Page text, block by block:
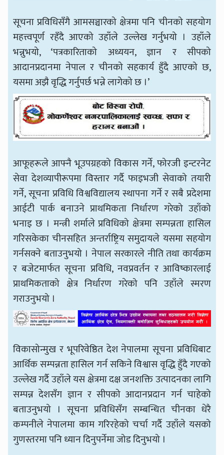
सूचना प्रविधिसँगै आमसञ्चारको क्षेत्रमा पनि चीनको सहयोग
महत्त्वपूर्ण रहँदै आएको उहाँले उल्लेख गर्नुभयो । उहाँले
भन्नुभयो, ‘पत्रकारिताको अध्ययन, ज्ञान र सीपको
आदानप्रदानमा नेपाल र चीनको सहकार्य हुँदै आएको छ,
यसमा अझै वृद्धि गर्नुपर्छ भन्ने लागेको छ ।’
आफूहरूले आफ्नै भूउपग्रहको विकास गर्ने, फोरजी इन्टरनेट
सेवा देशव्यापीरूपमा विस्तार गर्दै फाइभजी सेवाको तयारी
गर्ने, सूचना प्रविधि विश्वविद्यालय स्थापना गर्ने र सबै प्रदेशमा
आईटी पार्क बनाउने प्राथमिकता निर्धारण गरेको उहाँको
भनाइ छ । मन्त्री शर्माले प्रविधिको क्षेत्रमा सम्पन्नता हासिल
गरिसकेका चीनसहित अन्तर्राष्ट्रिय समुदायले यसमा सहयोग
गर्नसक्ने बताउनुभयो । नेपाल सरकारले नीति तथा कार्यक्रम
र बजेटमार्फत सूचना प्रविधि, नवप्रवर्तन र आविष्कारलाई
प्राथमिकताको क्षेत्र निर्धारण गरेको पनि उहाँले स्मरण
गराउनुभयो ।
विकासोन्मुख र भूपरिवेष्ठित देश नेपालमा सूचना प्रविधिबाट
आर्थिक सम्पन्नता हासिल गर्न सकिने विश्वास वृद्धि हुँदै गएको
उल्लेख गर्दै उहाँले यस क्षेत्रमा दक्ष जनशक्ति उत्पादनका लागि
सम्पन्न देशसँग ज्ञान र सीपको आदानप्रदान गर्न चाहेको
बताउनुभयो । सूचना प्रविधिसँग सम्बन्धित चीनका धेरै
कम्पनीले नेपालमा काम गरिरहेको चर्चा गर्दै उहाँले यसको
गुणस्तरमा पनि ध्यान दिनुपर्नेमा जोड दिनुभयो ।